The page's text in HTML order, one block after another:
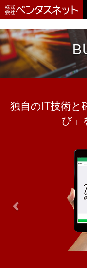
-->
独自のIT技術と
び」